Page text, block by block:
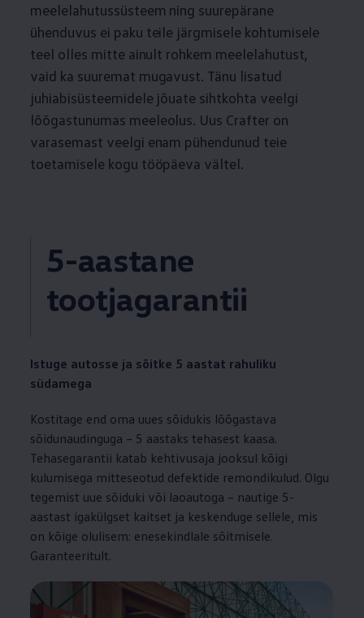
meelelahutussüsteem ning suurepärane
ühenduvus ei paku teile järgmisele kohtumisele
teel olles mitte ainult rohkem meelelahutust,
vaid ka suuremat mugavust. Tänu lisatud
juhiabisüsteemidele jõuate sihtkohta veelgi
lõõgastunumas meeleolus. Uus Crafter on
varasemast veelgi enam pühendunud teie
toetamisele kogu tööpäeva vältel.
5-aastane
tootjagarantii
Istuge autosse ja sõitke 5 aastat rahuliku
südamega
Kostitage end oma uues sõidukis lõõgastava
sõidunaudinguga – 5 aastaks tehasest kaasa.
Tehasegarantii katab kehtivusaja jooksul kõigi
kulumisega mitteseotud defektide remondikulud. Olgu
tegemist uue sõiduki või laoautoga – nautige 5-
aastast igakülgset kaitset ja keskenduge sellele, mis
on kõige olulisem: enesekindlale sõitmisele.
Garanteeritult.